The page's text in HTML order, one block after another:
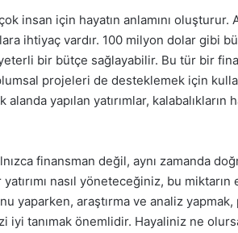
insan için hayatın anlamını
ihtiyaç vardır. 100 milyon dolar gibi
bir bütçe sağlayabilir. Bu tür bir
projeleri de desteklemek için
yapılan yatırımlar,
finansman değil, aynı zamanda
nasıl yöneteceğiniz, bu
yaparken, araştırma ve analiz
iyi tanımak önemlidir. Hayaliniz ne